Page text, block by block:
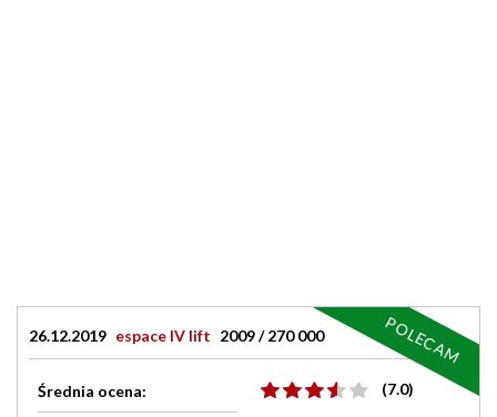
26.12.2019 espace IV lift 2009 / 270 000
Średnia ocena: (7.0)
POLECAM